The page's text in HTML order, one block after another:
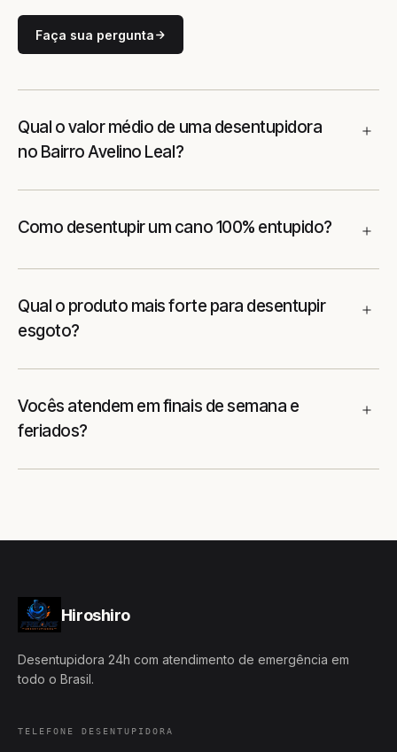
Faça sua pergunta
Qual o valor médio de uma desentupidora
no Bairro Avelino Leal?
Como desentupir um cano 100% entupido?
Qual o produto mais forte para desentupir
esgoto?
Vocês atendem em finais de semana e
feriados?
Hiroshiro
Desentupidora 24h com atendimento de emergência em
todo o Brasil.
TELEFONE DESENTUPIDORA